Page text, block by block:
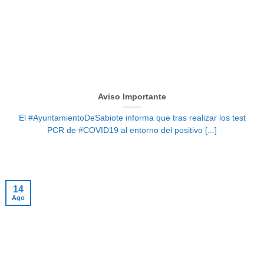
Aviso Importante
El #AyuntamientoDeSabiote informa que tras realizar los test
PCR de #COVID19 al entorno del positivo [...]
14
Ago